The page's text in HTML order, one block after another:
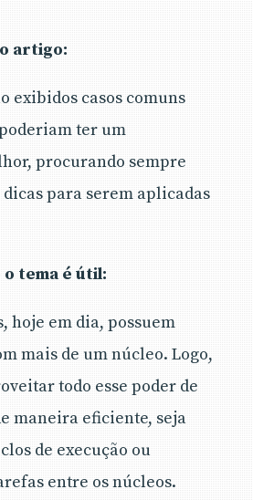
artigo:
exibidos casos comuns
ter um
procurando sempre
para serem aplicadas
o tema é útil:
hoje em dia, possuem
mais de um núcleo. Logo,
todo esse poder de
maneira eficiente, seja
de execução ou
entre os núcleos.